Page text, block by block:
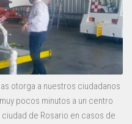
otorga a nuestros ciudadanos
pocos minutos a un centro
de Rosario en casos de